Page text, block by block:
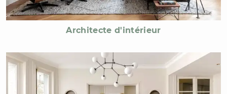
Architecte d'intérieur